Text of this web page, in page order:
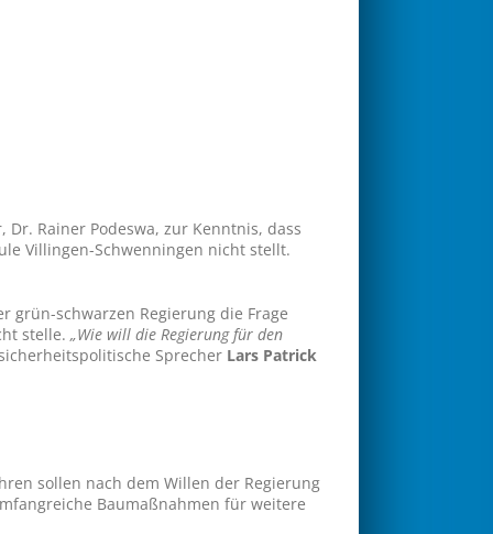
Rainer Podeswa, zur Kenntnis, dass
Villingen-Schwenningen nicht stellt.
grün-schwarzen Regierung die Frage
stelle. „Wie will die Regierung für den
Sprecher Lars Patrick
sollen nach dem Willen der Regierung
Baumaßnahmen für weitere